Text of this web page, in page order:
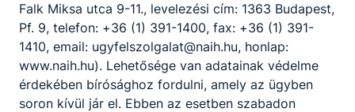
Falk Miksa utca 9-11., levelezési cím: 1363 Budapest,
Pf. 9, telefon: +36 (1) 391-1400, fax: +36 (1) 391-
1410, email: ugyfelszolgalat@naih.hu, honlap:
www.naih.hu). Lehetősége van adatainak védelme
érdekében bírósághoz fordulni, amely az ügyben
soron kívül jár el. Ebben az esetben szabadon